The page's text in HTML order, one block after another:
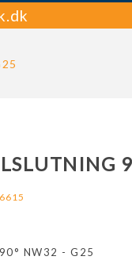
NW32 - G25